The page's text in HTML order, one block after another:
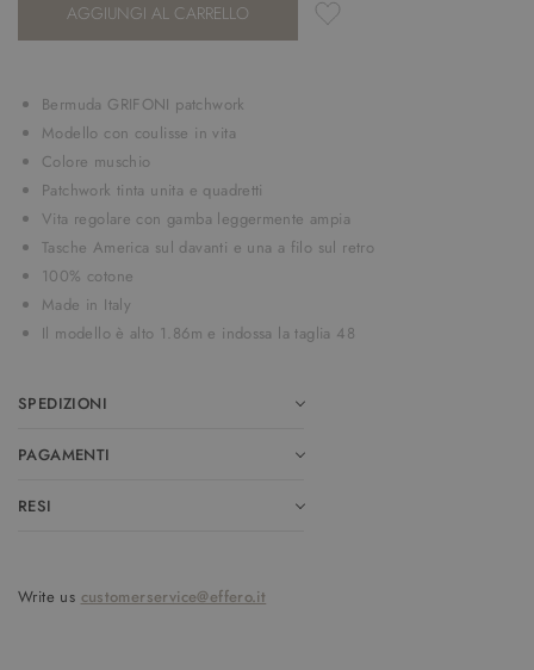
AGGIUNGI AL CARRELLO
Bermuda GRIFONI patchwork
Modello con coulisse in vita
Colore muschio
Patchwork tinta unita e quadretti
Vita regolare con gamba leggermente ampia
Tasche America sul davanti e una a filo sul retro
100% cotone
Made in Italy
Il modello è alto 1.86m e indossa la taglia 48
SPEDIZIONI
PAGAMENTI
RESI
Write us customerservice@effero.it